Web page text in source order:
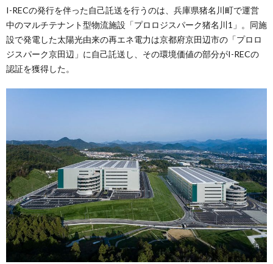
I-RECの発行を伴った自己託送を行うのは、兵庫県猪名川町で運営
中のマルチテナント型物流施設「プロロジスパーク猪名川1」。同施
設で発電した太陽光由来の再エネ電力は京都府京田辺市の「プロロ
ジスパーク京田辺」に自己託送し、その環境価値の部分がI-RECの
認証を獲得した。